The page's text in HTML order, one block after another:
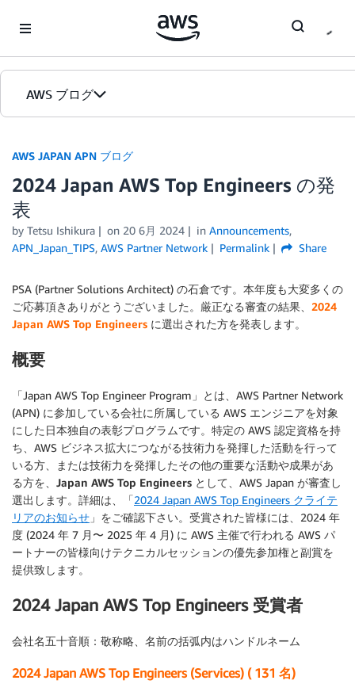
AWS ブログ
カテゴリ
エディション
AWS JAPAN APN ブログ
2024 Japan AWS Top Engineers の発
表
by Tetsu Ishikura on 20 6月 2024 in Announcements,
APN_Japan_TIPS, AWS Partner Network Permalink Share
PSA (Partner Solutions Architect) の石倉です。本年度も大変多くの
ご応募頂きありがとうございました。厳正なる審査の結果、 2024
Japan AWS Top Engineers に選出された方を発表します。
概要
「Japan AWS Top Engineer Program」とは、AWS Partner Network
(APN) に参加している会社に所属している AWS エンジニアを対象
にした日本独自の表彰プログラムです。特定の AWS 認定資格を持
ち、AWS ビジネス拡大につながる技術力を発揮した活動を行って
いる方、または技術力を発揮したその他の重要な活動や成果があ
る方を、 Japan AWS Top Engineers として、AWS Japan が審査し
選出します。詳細は、「2024 Japan AWS Top Engineers クライテ
リアのお知らせ 」をご確認下さい。受賞された皆様には、2024 年
度 (2024 年 7 月〜 2025 年 4 月) に AWS 主催で行われる AWS パ
ートナーの皆様向けテクニカルセッションの優先参加権と副賞を
提供致します。
2024 Japan AWS Top Engineers 受賞者
会社名五十音順：敬称略、名前の括弧内はハンドルネーム
2024 Japan AWS Top Engineers (Services) ( 131 名)